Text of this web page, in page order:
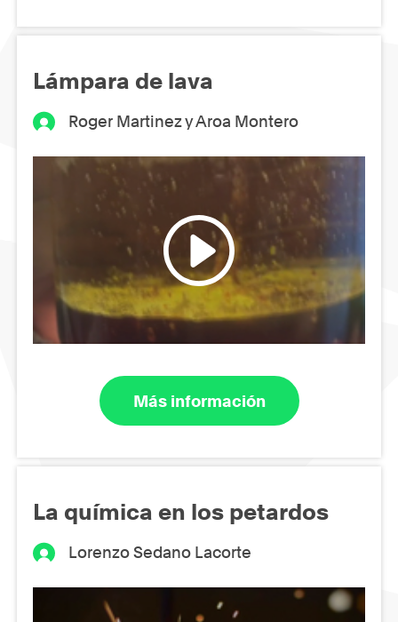
Lámpara de lava
Roger Martinez y Aroa Montero
Más información
La química en los petardos
Lorenzo Sedano Lacorte